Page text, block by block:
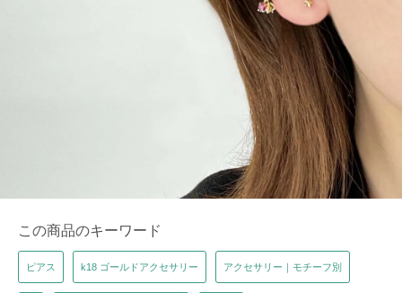
この商品のキーワード
ピアス k18 ゴールドアクセサリー アクセサリー｜モチーフ別